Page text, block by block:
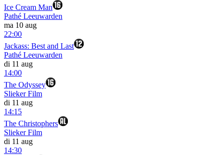
Ice Cream Man
Pathé Leeuwarden
ma 10 aug
22:00
Jackass: Best and Last
Pathé Leeuwarden
di 11 aug
14:00
The Odyssey
Slieker Film
di 11 aug
14:15
The Christophers
Slieker Film
di 11 aug
14:30